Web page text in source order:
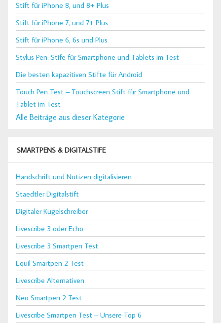
Stift für iPhone 8, und 8+ Plus
Stift für iPhone 7, und 7+ Plus
Stift für iPhone 6, 6s und Plus
Stylus Pen: Stife für Smartphone und Tablets im Test
Die besten kapazitiven Stifte für Android
Touch Pen Test – Touchscreen Stift für Smartphone und
Tablet im Test
Alle Beiträge aus dieser Kategorie
SMARTPENS & DIGITALSTIFE
Handschrift und Notizen digitalisieren
Staedtler Digitalstift
Digitaler Kugelschreiber
Livescribe 3 oder Echo
Livescribe 3 Smartpen Test
Equil Smartpen 2 Test
Livescribe Alternativen
Neo Smartpen 2 Test
Livescribe Smartpen Test – Unsere Top 6